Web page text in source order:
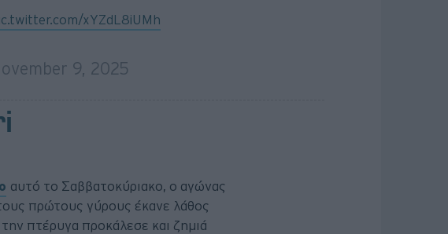
xYZdL8iUMh
9, 2025
αυτό το Σαββατοκύριακο, ο αγώνας
πρώτους γύρους έκανε λάθος
πτέρυγα προκάλεσε και ζημιά